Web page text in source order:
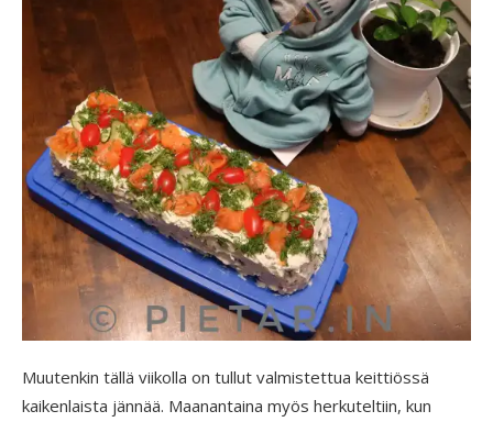
Muutenkin tällä viikolla on tullut valmistettua keittiössä
kaikenlaista jännää. Maanantaina myös herkuteltiin, kun